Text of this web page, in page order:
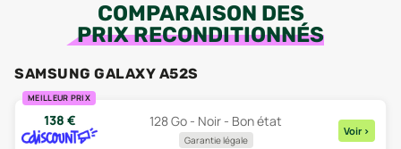
COMPARAISON DES
PRIX RECONDITIONNÉS
SAMSUNG GALAXY A52S
MEILLEUR PRIX
138 € 128 Go - Noir - Bon état
Garantie légale
Voir >